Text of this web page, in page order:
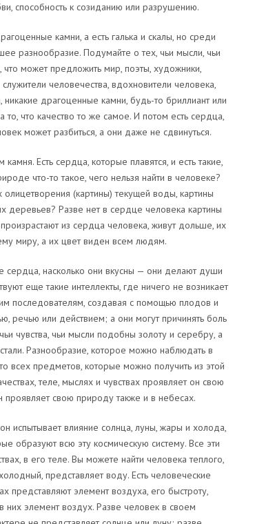
способность к созиданию или разрушению.
камни, а есть галька и скалы, но среди
разнообразие. Подумайте о тех, чьи мысли, чьи
что может предложить мир, поэты, художники,
человечества, вдохновители человека,
никакие драгоценные камни, будь-то бриллиант или
то, что качество то же самое. И потом есть сердца,
может разбиться, а они даже не сдвинуться.
Есть сердца, которые плавятся, и есть такие,
что-то такое, чего нельзя найти в человеке?
олицетворения (картины) текущей воды, картины
Разве нет в сердце человека картины
из сердца человека, живут дольше, их
миру, а их цвет виден всем людям.
сердца, насколько они вкусны — они делают души
еще такие интеллекты, где ничего не возникает
последователям, создавая с помощью плодов и
речью или действием; а они могут причинять боль
чувства, чьи мысли подобны золоту и серебру, а
Разнообразие, которое можно наблюдать в
всех предметов, которые можно получить из этой
теле, мыслях и чувствах проявляет он свою
свою природу также и в небесах.
испытывает влияние солнца, луны, жары и холода,
образуют всю эту космическую систему. Все эти
в его теле. Вы можете найти человека теплого,
представляет воду. Есть человеческие
представляют элемент воздуха, его быстроту,
них элемент воздух. Разве человек в своем